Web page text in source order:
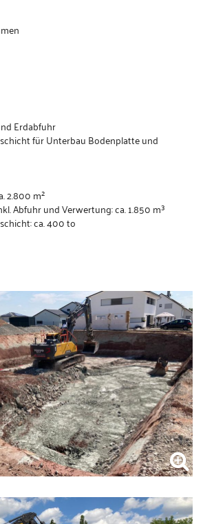
Erdabfuhr
für Unterbau Bodenplatte und
2.800 m²
Abfuhr und Verwertung: ca. 1.850 m³
ca. 400 to